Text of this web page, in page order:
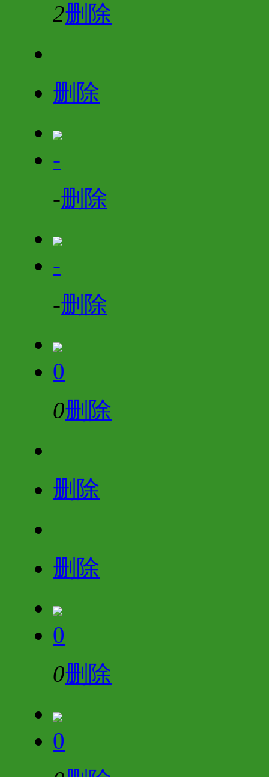
2删除
删除
-
-删除
-
-删除
0
0删除
删除
删除
0
0删除
0